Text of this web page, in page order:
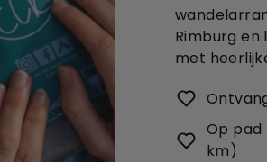
Rimburg
met
Op pad
km)